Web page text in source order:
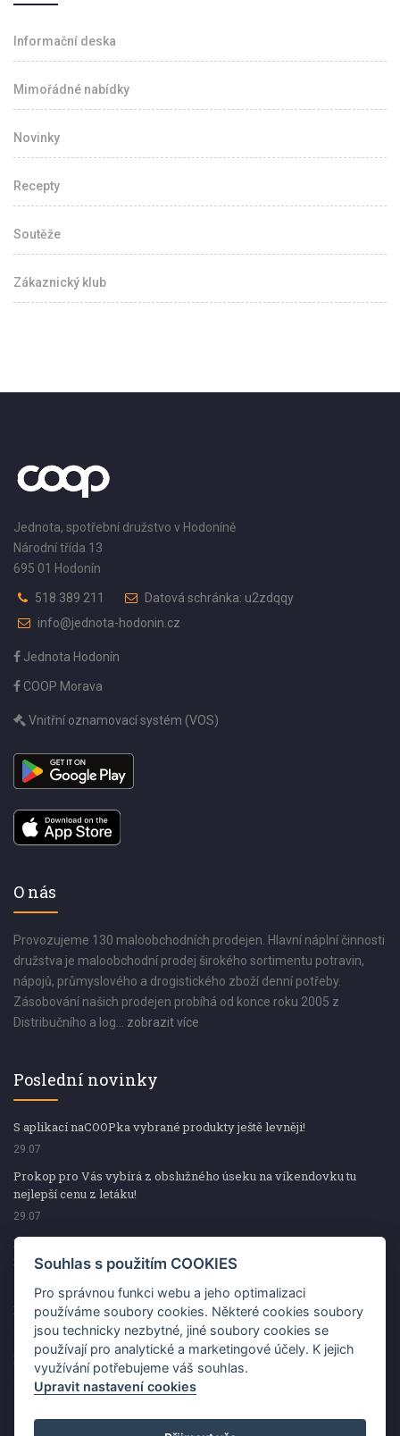
Informační deska
Mimořádné nabídky
Novinky
Recepty
Soutěže
Zákaznický klub
Jednota, spotřební družstvo v Hodoníně
Národní třída 13
695 01 Hodonín
518 389 211
Datová schránka: u2zdqqy
info@jednota-hodonin.cz
Jednota Hodonín
COOP Morava
Vnitřní oznamovací systém (VOS)
O nás
Provozujeme 130 maloobchodních prodejen. Hlavní náplní činnosti
družstva je maloobchodní prodej širokého sortimentu potravin,
nápojů, průmyslového a drogistického zboží denní potřeby.
Zásobování našich prodejen probíhá od konce roku 2005 z
Distribučního a log... zobrazit více
Poslední novinky
S aplikací naCOOPka vybrané produkty ještě levněji!
29.07
Prokop pro Vás vybírá z obslužného úseku na víkendovku tu
nejlepší cenu z letáku!
29.07
Prokop pro Vás vybírá z obslužného úseku na víkendovku tu
nejlepší cenu z letáku!
Kup špekáčky od Váhaly a vyhraj s naCOOPkou sekerku Fiskars
29.07
Prokop pro Vás vybírá na víkendovku ty nejlepší ceny z letáku!
29.07
Souhlas s použitím COOKIES
Pro správnou funkci webu a jeho optimalizaci
používáme soubory cookies. Některé cookies soubory
jsou technicky nezbytné, jiné soubory cookies se
používají pro analytické a marketingové účely. K jejich
využívání potřebujeme váš souhlas.
Upravit nastavení cookies